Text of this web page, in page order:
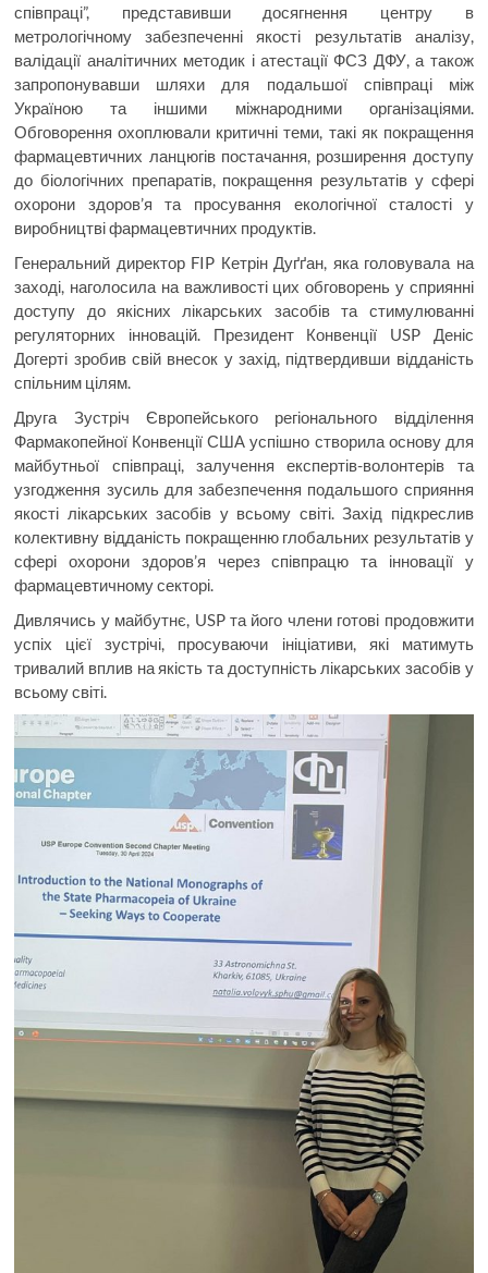
співпраці”, представивши досягнення центру в
метрологічному забезпеченні якості результатів аналізу,
валідації аналітичних методик і атестації ФСЗ ДФУ, а також
запропонувавши шляхи для подальшої співпраці між
Україною та іншими міжнародними організаціями.
Обговорення охоплювали критичні теми, такі як покращення
фармацевтичних ланцюгів постачання, розширення доступу
до біологічних препаратів, покращення результатів у сфері
охорони здоров’я та просування екологічної сталості у
виробництві фармацевтичних продуктів.
Генеральний директор FIP Кетрін Дуґґан, яка головувала на
заході, наголосила на важливості цих обговорень у сприянні
доступу до якісних лікарських засобів та стимулюванні
регуляторних інновацій. Президент Конвенції USP Деніс
Догерті зробив свій внесок у захід, підтвердивши відданість
спільним цілям.
Друга Зустріч Європейського регіонального відділення
Фармакопейної Конвенції США успішно створила основу для
майбутньої співпраці, залучення експертів-волонтерів та
узгодження зусиль для забезпечення подальшого сприяння
якості лікарських засобів у всьому світі. Захід підкреслив
колективну відданість покращенню глобальних результатів у
сфері охорони здоров’я через співпрацю та інновації у
фармацевтичному секторі.
Дивлячись у майбутнє, USP та його члени готові продовжити
успіх цієї зустрічі, просуваючи ініціативи, які матимуть
тривалий вплив на якість та доступність лікарських засобів у
всьому світі.